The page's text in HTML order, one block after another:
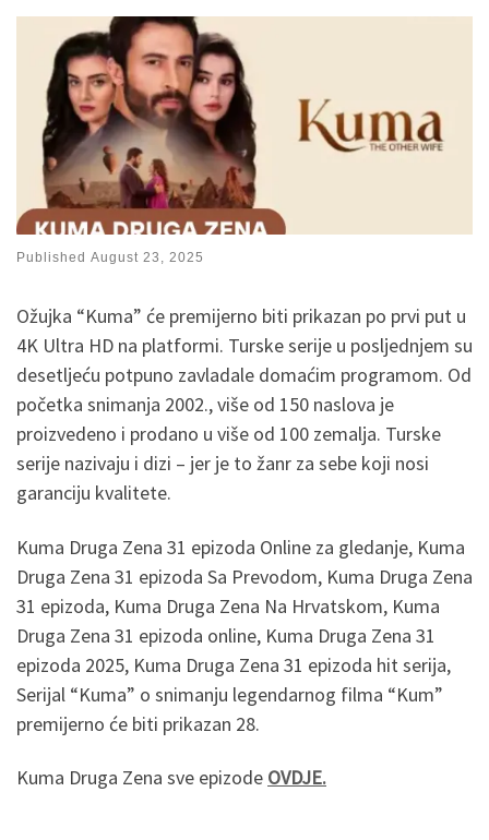
Published August 23, 2025
Ožujka “Kuma” će premijerno biti prikazan po prvi put u
4K Ultra HD na platformi. Turske serije u posljednjem su
desetljeću potpuno zavladale domaćim programom. Od
početka snimanja 2002., više od 150 naslova je
proizvedeno i prodano u više od 100 zemalja. Turske
serije nazivaju i dizi – jer je to žanr za sebe koji nosi
garanciju kvalitete.
Kuma Druga Zena 31 epizoda Online za gledanje, Kuma
Druga Zena 31 epizoda Sa Prevodom, Kuma Druga Zena
31 epizoda, Kuma Druga Zena Na Hrvatskom, Kuma
Druga Zena 31 epizoda online, Kuma Druga Zena 31
epizoda 2025, Kuma Druga Zena 31 epizoda hit serija,
Serijal “Kuma” o snimanju legendarnog filma “Kum”
premijerno će biti prikazan 28.
Kuma Druga Zena sve epizode OVDJE.